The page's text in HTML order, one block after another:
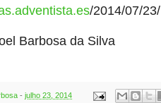
/2014/07/23/
Barbosa da Silva
- julho 23, 2014